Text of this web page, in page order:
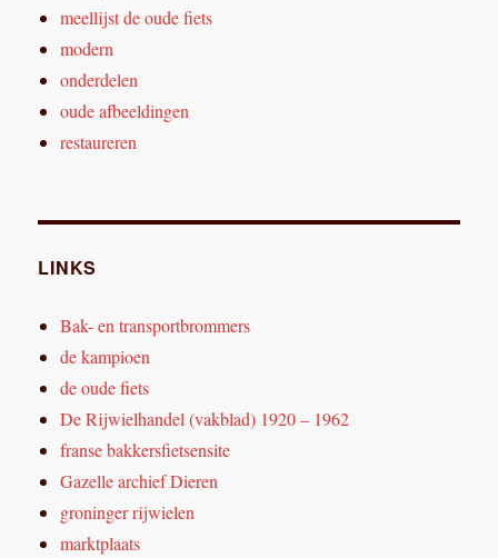
meellijst de oude fiets
modern
onderdelen
oude afbeeldingen
restaureren
LINKS
Bak- en transportbrommers
de kampioen
de oude fiets
De Rijwielhandel (vakblad) 1920 – 1962
franse bakkersfietsensite
Gazelle archief Dieren
groninger rijwielen
marktplaats